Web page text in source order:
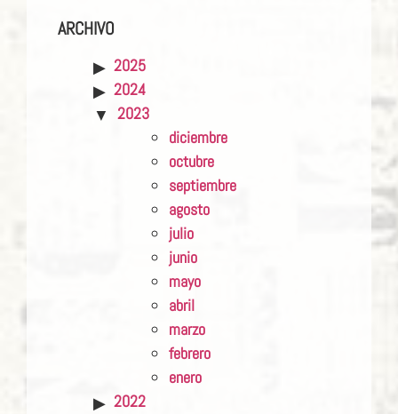
ARCHIVO
2025
2024
2023
diciembre
octubre
septiembre
agosto
julio
junio
mayo
abril
marzo
febrero
enero
2022